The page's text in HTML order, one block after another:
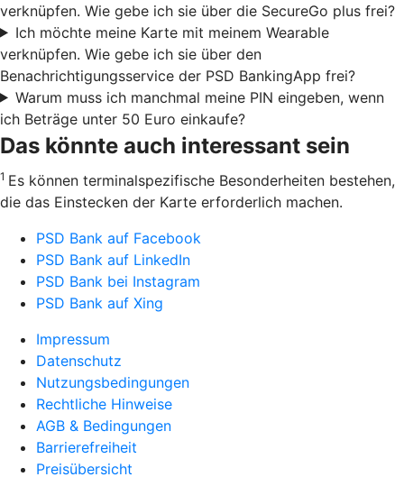
verknüpfen. Wie gebe ich sie über die SecureGo plus frei?
Ich möchte meine Karte mit meinem Wearable
verknüpfen. Wie gebe ich sie über den
Benachrichtigungsservice der PSD BankingApp frei?
Warum muss ich manchmal meine PIN eingeben, wenn
ich Beträge unter 50 Euro einkaufe?
Das könnte auch interessant sein
1 Es können terminalspezifische Besonderheiten bestehen,
die das Einstecken der Karte erforderlich machen.
PSD Bank auf Facebook
PSD Bank auf LinkedIn
PSD Bank bei Instagram
PSD Bank auf Xing
Impressum
Datenschutz
Nutzungsbedingungen
Rechtliche Hinweise
AGB & Bedingungen
Barrierefreiheit
Preisübersicht